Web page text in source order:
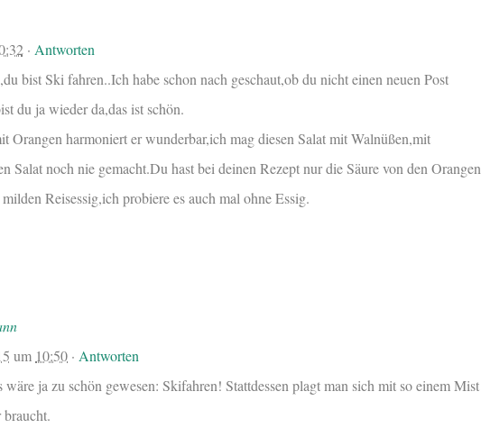
· Antworten
bist Ski fahren..Ich habe schon nach geschaut,ob du nicht einen neuen Post
du ja wieder da,das ist schön.
Orangen harmoniert er wunderbar,ich mag diesen Salat mit Walnüßen,mit
Salat noch nie gemacht.Du hast bei deinen Rezept nur die Säure von den Orangen
Reisessig,ich probiere es auch mal ohne Essig.
um 10:50 · Antworten
wäre ja zu schön gewesen: Skifahren! Stattdessen plagt man sich mit so einem Mist